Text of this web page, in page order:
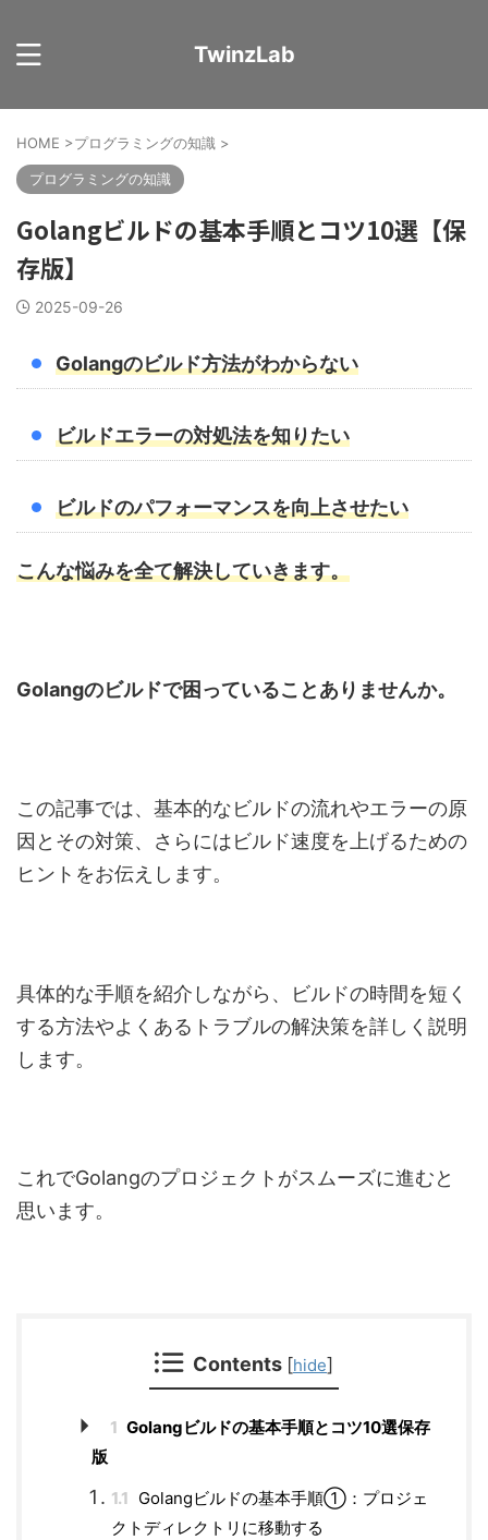
TwinzLab
HOME >プログラミングの知識 >
プログラミングの知識
Golangビルドの基本手順とコツ10選【保
存版】
2025-09-26
Golangのビルド方法がわからない
ビルドエラーの対処法を知りたい
ビルドのパフォーマンスを向上させたい
こんな悩みを全て解決していきます。
Golangのビルドで困っていることありませんか。
この記事では、基本的なビルドの流れやエラーの原
因とその対策、さらにはビルド速度を上げるための
ヒントをお伝えします。
具体的な手順を紹介しながら、ビルドの時間を短く
する方法やよくあるトラブルの解決策を詳しく説明
します。
これでGolangのプロジェクトがスムーズに進むと
思います。
Contents [hide]
1 Golangビルドの基本手順とコツ10選保存
版
1.1 Golangビルドの基本手順①：プロジェ
クトディレクトリに移動する